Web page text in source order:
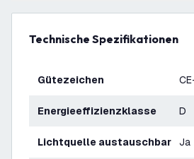
Technische Spezifikationen
Gütezeichen
Energieeffizienzklasse D
Lichtquelle austauschbar Ja